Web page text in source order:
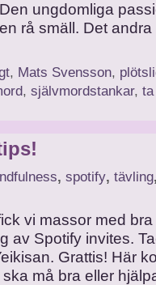
ungdomliga
rå smäll. Det
, Mats Svensson,
, självmordstankar,
, spotify, tävling
vi massor med
av Spotify invites.
Grattis! Här
må bra eller